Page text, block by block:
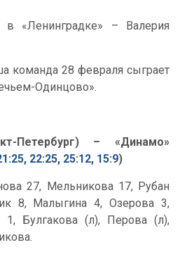
в «Ленинградке» – Валерия
команда 28 февраля сыграет
Одинцово».
Петербург) – «Динамо»
22:25, 25:12, 15:9)
27, Мельникова 17, Рубан
8, Малыгина 4, Озерова 3,
Булгакова (л), Перова (л),